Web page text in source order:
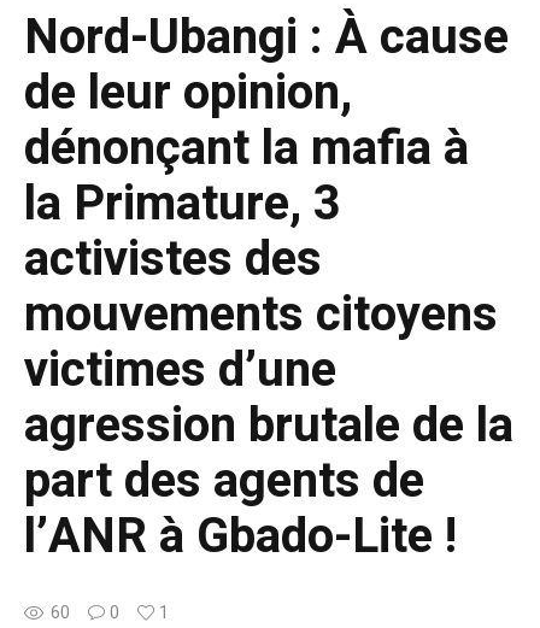
Nord-Ubangi : À cause
de leur opinion,
dénonçant la mafia à
la Primature, 3
activistes des
mouvements citoyens
victimes d’une
agression brutale de la
part des agents de
l’ANR à Gbado-Lite !
60 0 1